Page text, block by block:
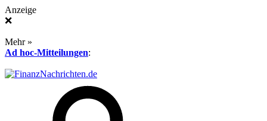
Anzeige
❌
Mehr »
Ad hoc-Mitteilungen: